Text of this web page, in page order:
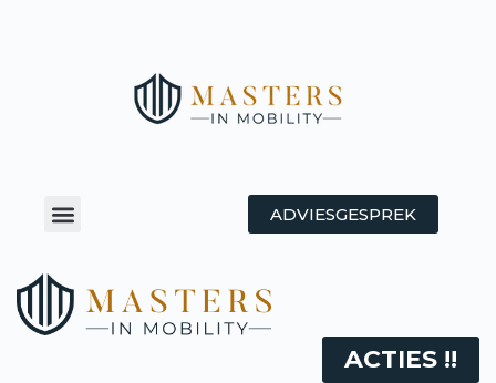
ADVIESGESPREK
ACTIES !!